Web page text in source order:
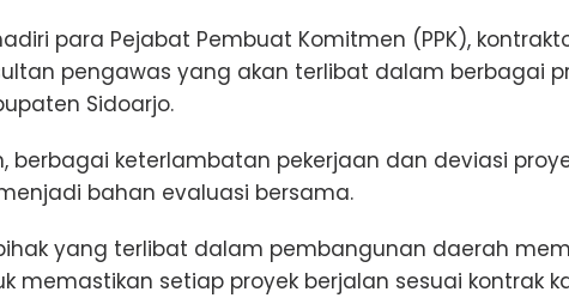
para Pejabat Pembuat Komitmen (PPK),
pengawas yang akan terlibat dalam berbagai
Sidoarjo.
berbagai keterlambatan pekerjaan dan deviasi
bahan evaluasi bersama.
yang terlibat dalam pembangunan daerah
memastikan setiap proyek berjalan sesuai kontrak